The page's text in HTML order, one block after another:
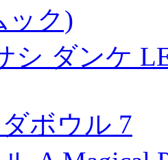
ック)
シ ダンケ
ボウル 7